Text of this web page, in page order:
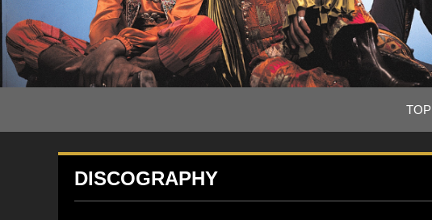
TOP
DISCOGRAPHY